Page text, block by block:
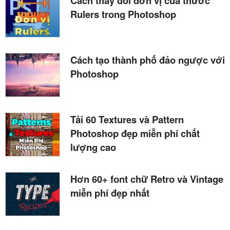
Rulers trong Photoshop
Cách tạo thành phố đảo ngược với
Photoshop
Tải 60 Textures và Pattern
Photoshop đẹp miễn phí chất
lượng cao
Hơn 60+ font chữ Retro và Vintage
miễn phí đẹp nhất